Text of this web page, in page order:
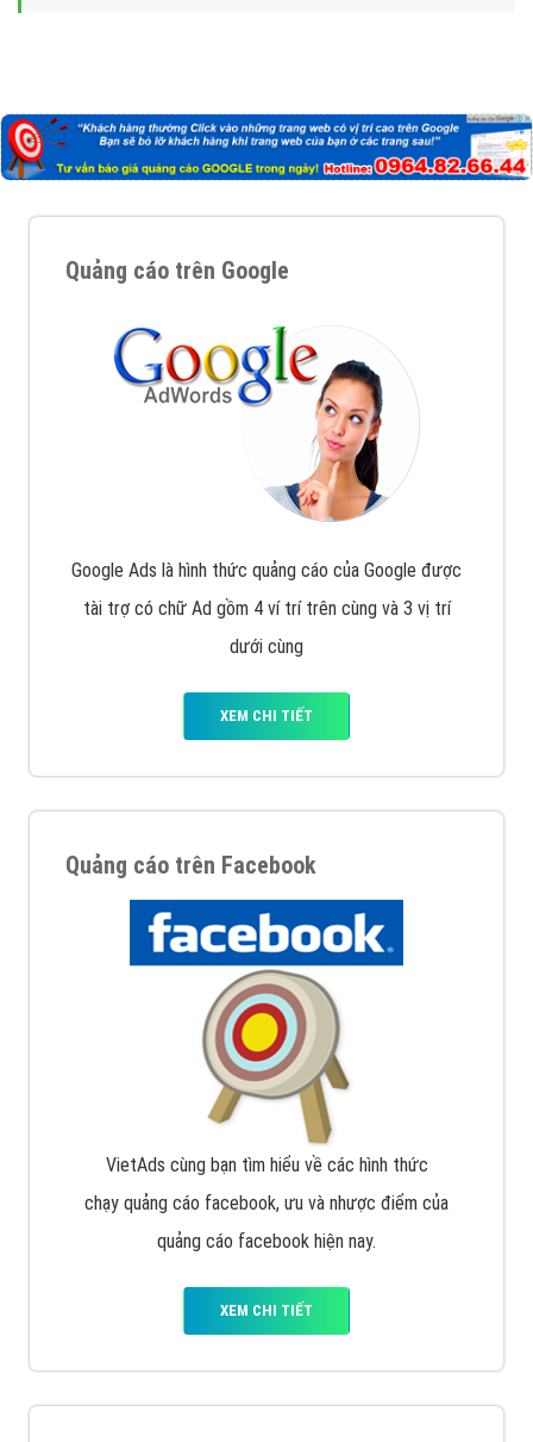
Quảng cáo trên Google
Google Ads là hình thức quảng cáo của Google được
tài trợ có chữ Ad gồm 4 ví trí trên cùng và 3 vị trí
dưới cùng
XEM CHI TIẾT
Quảng cáo trên Facebook
VietAds cùng bạn tìm hiểu về các hình thức
chạy quảng cáo facebook, ưu và nhược điểm của
quảng cáo facebook hiện nay.
XEM CHI TIẾT